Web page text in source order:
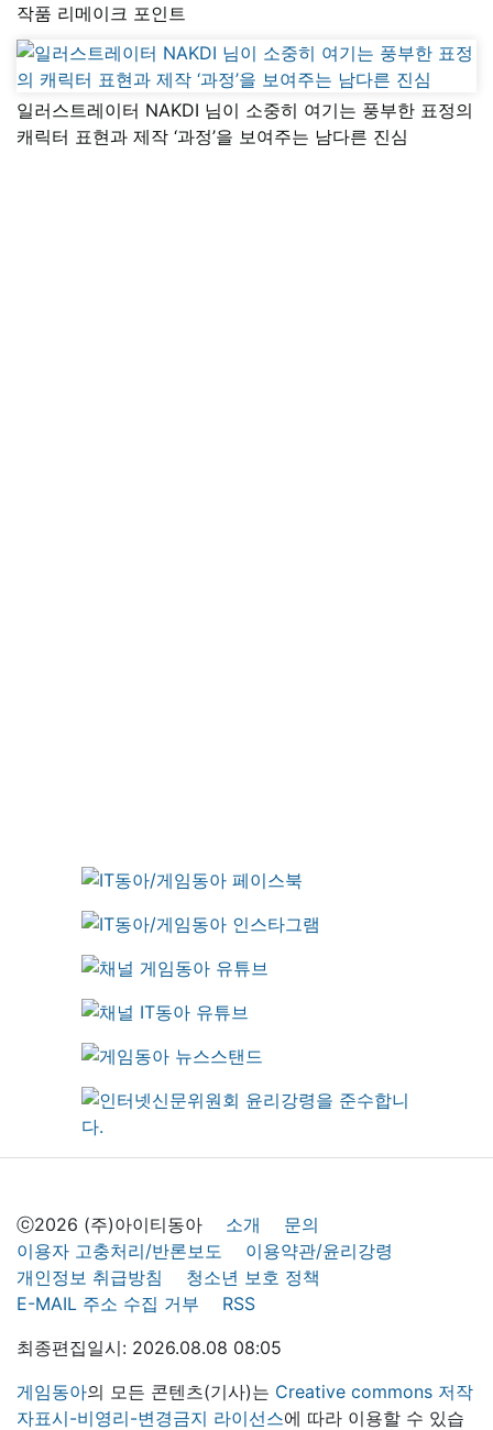
작품 리메이크 포인트
일러스트레이터 NAKDI 님이 소중히 여기는 풍부한 표정의
캐릭터 표현과 제작 ‘과정’을 보여주는 남다른 진심
ⓒ2026 (주)아이티동아 소개
문의
이용자 고충처리/반론보도
이용약관/윤리강령
개인정보 취급방침
청소년 보호 정책
E-MAIL 주소 수집 거부
RSS
최종편집일시: 2026.08.08 08:05
게임동아의 모든 콘텐츠(기사)는 Creative commons 저작
자표시-비영리-변경금지 라이선스에 따라 이용할 수 있습